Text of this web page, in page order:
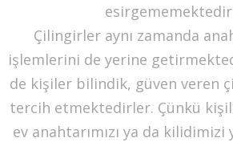
Çilingirler aynı zamanda
işlemlerini de yerine
de kişiler bilindik, güven veren
tercih etmektedirler. Çünkü
ev anahtarımızı ya da kilidimizi